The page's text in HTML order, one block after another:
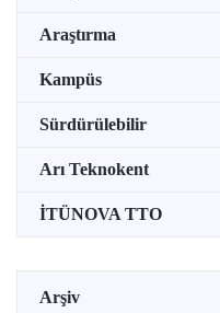
Araştırma
Kampüs
Sürdürülebilir
Arı Teknokent
İTÜNOVA TTO
Arşiv